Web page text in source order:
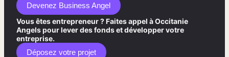
Devenez Business Angel
Vous êtes entrepreneur ? Faites appel à Occitanie
Angels pour lever des fonds et développer votre
entreprise.
Déposez votre projet